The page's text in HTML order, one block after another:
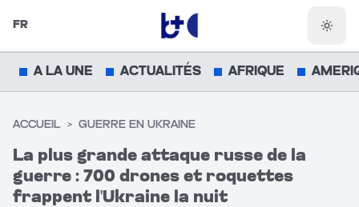
FR
A LA UNE ACTUALITÉS AFRIQUE
ACCUEIL > GUERRE EN UKRAINE
La plus grande attaque russe de la
guerre : 700 drones et roquettes
frappent l'Ukraine la nuit
Vidéo muette
CLIQUEZ POUR ACTIVER LE SON